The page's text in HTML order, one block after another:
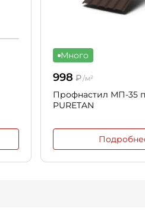
Много
998 ₽/м²
Профнастил МП-35
PURETAN